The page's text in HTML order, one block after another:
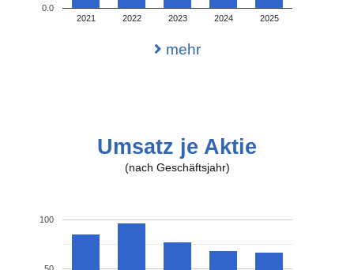
2021 2022 2023 2024 2025
0.0
mehr
Umsatz je Aktie
(nach Geschäftsjahr)
100